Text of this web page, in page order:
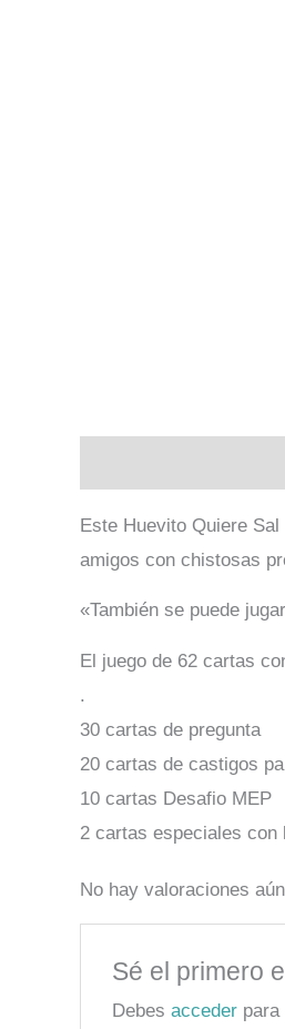
Este Huevito Quiere
amigos con chistosas
«También se puede
El juego de 62 cartas
.
30 cartas de pregunta
20 cartas de castigos
10 cartas Desafio MEP
2 cartas especiales con
No hay valoraciones
Sé el primero
Debesacceder para